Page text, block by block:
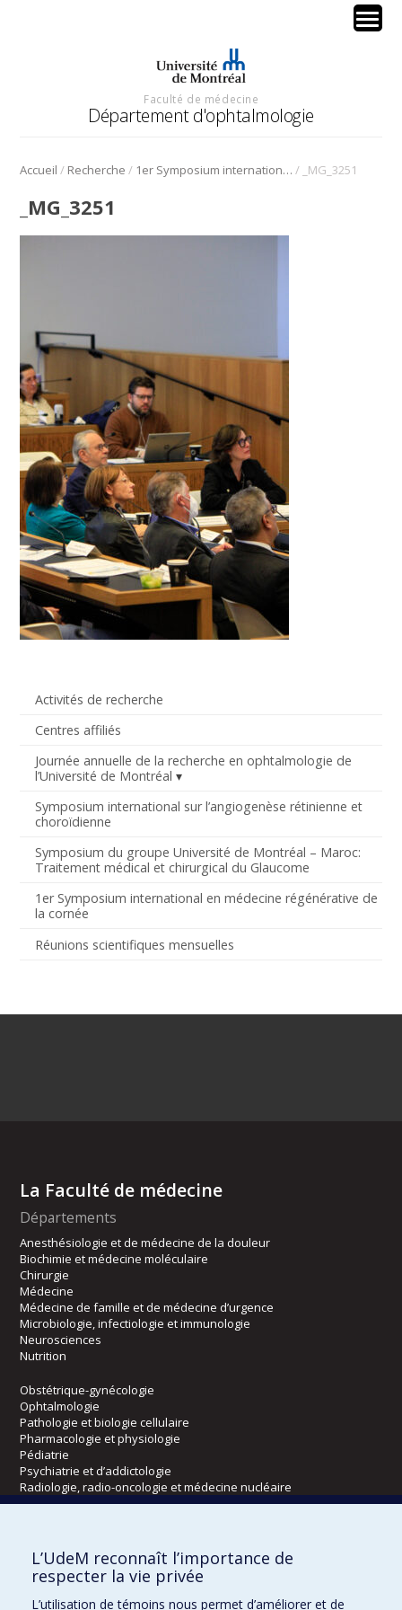
Faculté de médecine
Département d'ophtalmologie
Accueil / Recherche / 1er Symposium international en médecine régénérative de la cornée / _MG_3251
Activités de recherche
Centres affiliés
Journée annuelle de la recherche en ophtalmologie de
l’Université de Montréal
Symposium international sur l’angiogenèse rétinienne et
choroïdienne
Symposium du groupe Université de Montréal – Maroc:
Traitement médical et chirurgical du Glaucome
1er Symposium international en médecine régénérative de
la cornée
Réunions scientifiques mensuelles
_MG_3251
La Faculté de médecine
Départements
Anesthésiologie et de médecine de la douleur
Biochimie et médecine moléculaire
Chirurgie
Médecine
Médecine de famille et de médecine d’urgence
Microbiologie, infectiologie et immunologie
Neurosciences
Nutrition
Obstétrique-gynécologie
Ophtalmologie
Pathologie et biologie cellulaire
Pharmacologie et physiologie
Pédiatrie
Psychiatrie et d’addictologie
Radiologie, radio-oncologie et médecine nucléaire
Écoles
Kinésiologie et des sciences de l’activité physique
Orthophonie et audiologie
Réadaptation
L’UdeM reconnaît l’importance de
respecter la vie privée
L’utilisation de témoins nous permet d’améliorer et de